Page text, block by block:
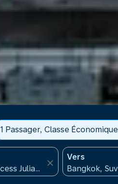
1 Passager, Classe Économique
close
Vers